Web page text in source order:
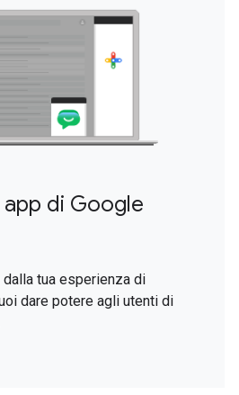
di Google
tua esperienza di
dare potere agli utenti di